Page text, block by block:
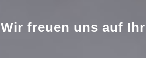
Wir freuen uns auf